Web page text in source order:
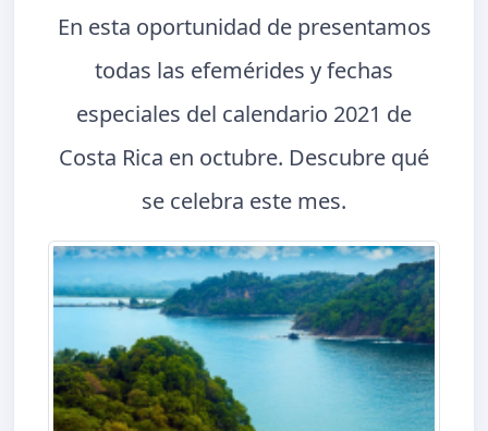
En esta oportunidad de presentamos
todas las efemérides y fechas
especiales del calendario 2021 de
Costa Rica en octubre. Descubre qué
se celebra este mes.